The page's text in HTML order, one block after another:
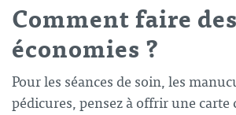
Comment faire des
économies ?
Pour les séances de soin, les
pédicures, pensez à offrir une carte